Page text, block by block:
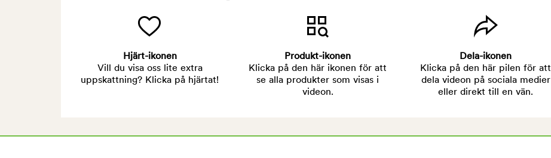
Hjärt-ikonen
Vill du visa oss lite extra
uppskattning? Klicka på hjärtat!
Produkt-ikonen
Klicka på den här ikonen för att
se alla produkter som visas i
videon.
Dela-ikonen
Klicka på den här pilen för att
dela videon på sociala medier
eller direkt till en vän.